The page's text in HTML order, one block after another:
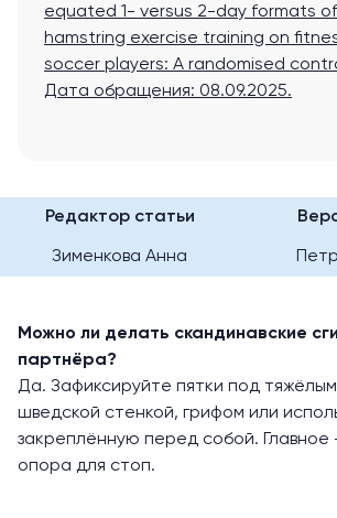
equated 1- versus 2-day formats
hamstring exercise training on
soccer players: A randomised
Дата обращения: 08.09.2025.
Редактор статьи
Зименкова Анна
Можно ли делать скандинавские
партнёра?
Да. Зафиксируйте пятки под
шведской стенкой, грифом или
закреплённую перед собой.
опора для стоп.